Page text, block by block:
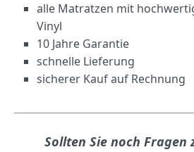
alle Matratzen mit
Vinyl
10 Jahre Garantie
schnelle Lieferung
sicherer Kauf auf Rechnung
Sollten Sie noch Fragen